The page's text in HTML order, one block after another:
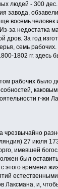
людей - 300
завода,
восемь человек
за
дров. За год
семь
1802 гг. здесь
рабочих
г-жи
чрезвычайно
27 июля
имевшей
был
этого времени
Лаксмана, и,